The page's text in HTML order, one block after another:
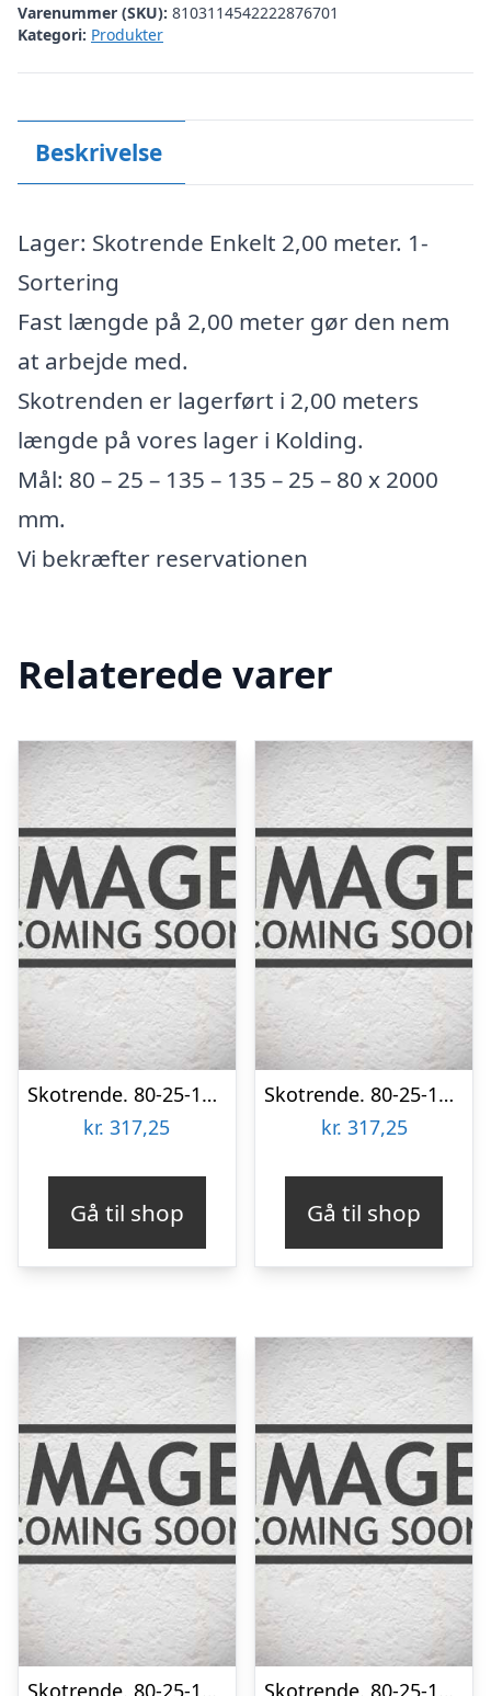
Varenummer (SKU): 8103114542222876701
Kategori: Produkter
Beskrivelse
Lager: Skotrende Enkelt 2,00 meter. 1-
Sortering
Fast længde på 2,00 meter gør den nem
at arbejde med.
Skotrenden er lagerført i 2,00 meters
længde på vores lager i Kolding.
Mål: 80 – 25 – 135 – 135 – 25 – 80 x 2000
mm.
Vi bekræfter reservationen
Relaterede varer
Skotrende. 80-25-135-135-25-80×2000 mm. – Teglrød – 40 års garanti (0,50)
kr. 317,25
Gå til shop
Skotrende. 80-25-135-135-25-80×2000 mm. – Svenskrød – 20 års garanti (0,50)
kr. 317,25
Gå til shop